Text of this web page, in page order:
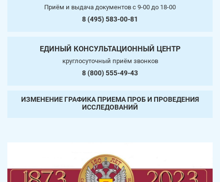
Приём и выдача документов c 9-00 до 18-00
8 (495) 583-00-81
ЕДИНЫЙ КОНСУЛЬТАЦИОННЫЙ ЦЕНТР
круглосуточный приём звонков
8 (800) 555-49-43
ИЗМЕНЕНИЕ ГРАФИКА ПРИЕМА ПРОБ И ПРОВЕДЕНИЯ
ИССЛЕДОВАНИЙ